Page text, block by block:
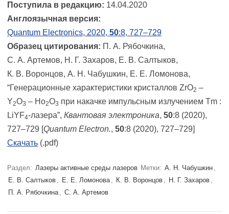
Поступила в редакцию: 14.04.2020
Англоязычная версия:
Quantum Electronics, 2020, 50:8, 727–729
Образец цитирования: П. А. Рябочкина,
С. А. Артемов, Н. Г. Захаров, Е. В. Салтыков,
К. В. Воронцов, А. Н. Чабушкин, Е. Е. Ломонова,
“Генерационные характеристики кристаллов ZrO2 –
Y2O3 – Ho2O3 при накачке импульсным излучением Tm :
LiYF4-лазера”, Квантовая электроника, 50:8 (2020),
727–729 [Quantum Electron., 50:8 (2020), 727–729]
Скачать (.pdf)
Раздел: Лазеры активные среды лазеров Метки: А. Н. Чабушкин ,
Е. В. Салтыков , Е. Е. Ломонова , К. В. Воронцов , Н. Г. Захаров ,
П. А. Рябочкина , С. А. Артемов